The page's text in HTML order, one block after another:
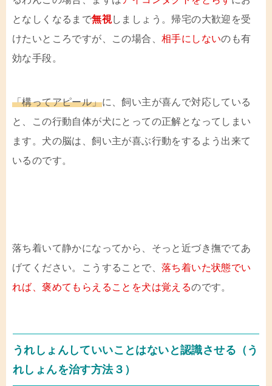
となしくなるまで無視しましょう。帰宅の大歓迎を受
けたいところですが、この場合、 相手にしないのも有
効な手段。
「構ってアピール」に、飼い主が喜んで対応している
と、この行動自体が犬にとっての正解となってしまい
ます。犬の脳は、飼い主が喜ぶ行動をするよう出来て
いるのです。
落ち着いて静かになってから、そっと近づき撫でてあ
げてください。こうすることで、 落ち着いた状態でい
れば、褒めてもらえることを犬は覚えるのです。
うれしょんしていいことはないと認識させる（う
れしょんを治す方法３）